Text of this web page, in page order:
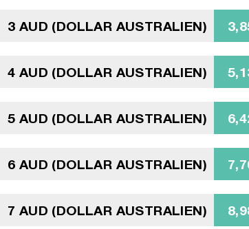
3 AUD (DOLLAR AUSTRALIEN)
4 AUD (DOLLAR AUSTRALIEN)
5 AUD (DOLLAR AUSTRALIEN)
6 AUD (DOLLAR AUSTRALIEN)
7 AUD (DOLLAR AUSTRALIEN)